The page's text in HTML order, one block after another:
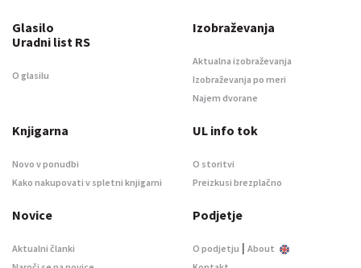
Glasilo
Uradni list RS
O glasilu
Izobraževanja
Aktualna izobraževanja
Izobraževanja po meri
Najem dvorane
Knjigarna
Novo v ponudbi
Kako nakupovati v spletni knjigarni
UL info tok
O storitvi
Preizkusi brezplačno
Novice
Aktualni članki
Podjetje
O podjetju | About